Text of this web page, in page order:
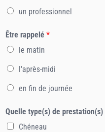
un professionnel
Être rappelé *
le matin
l'après-midi
en fin de journée
Quelle type(s) de
Chéneau